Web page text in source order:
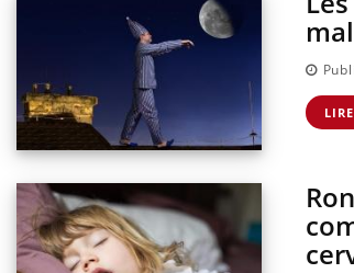
sur la maladie d'un proche